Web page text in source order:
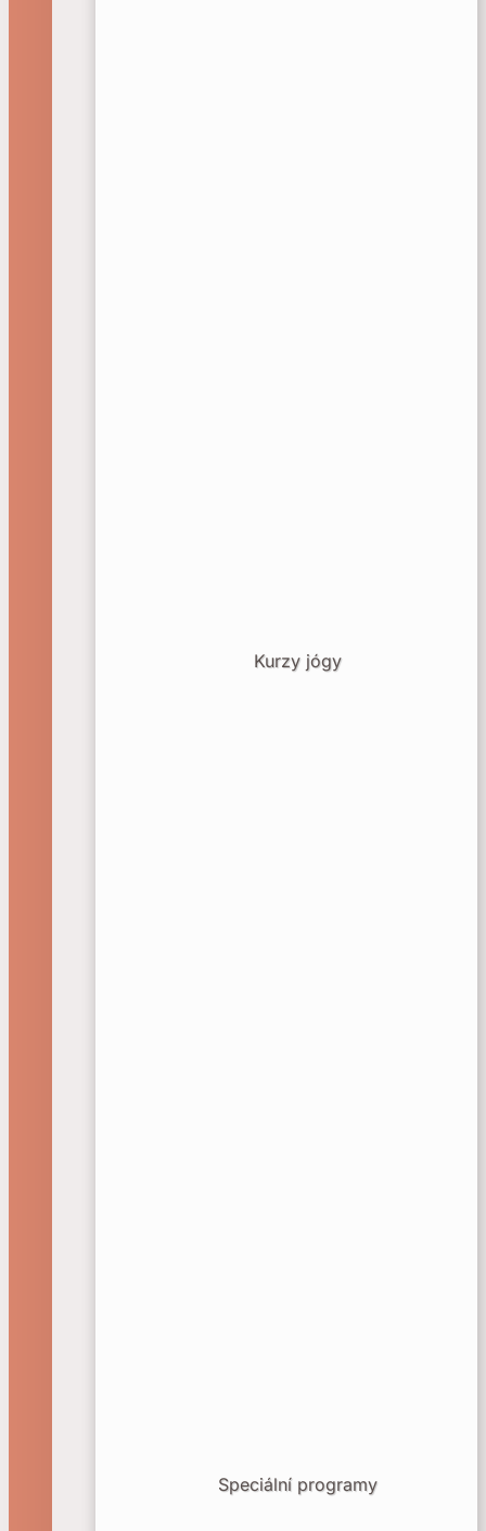
Kurzy jógy
Speciální programy